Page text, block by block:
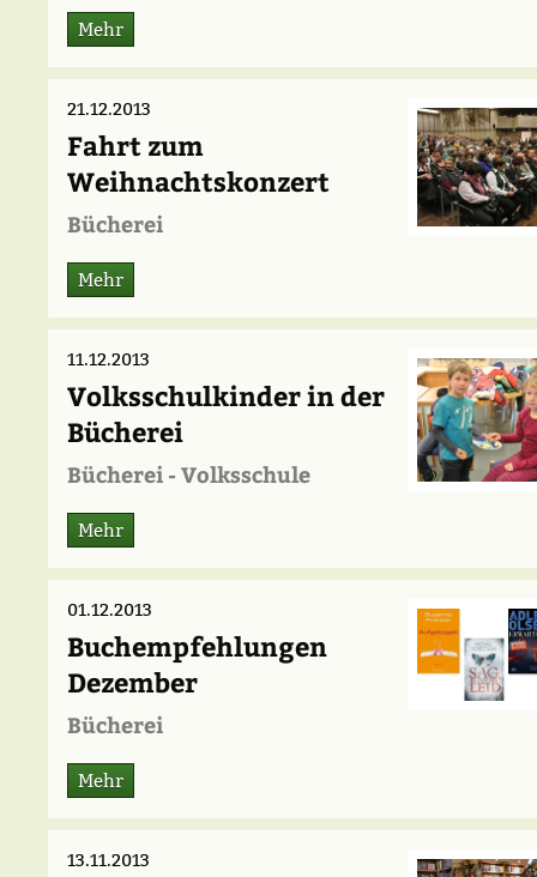
Mehr
21.12.2013
Fahrt zum
Weihnachtskonzert
Bücherei
Mehr
11.12.2013
Volksschulkinder in der
Bücherei
Bücherei - Volksschule
Mehr
01.12.2013
Buchempfehlungen
Dezember
Bücherei
Mehr
13.11.2013